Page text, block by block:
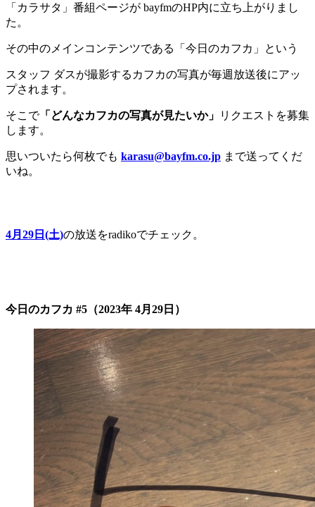
「カラサタ」番組ページが bayfmのHP内に立ち上がりまし
た。
その中のメインコンテンツである「今日のカフカ」という
スタッフ ダスが撮影するカフカの写真が毎週放送後にアッ
プされます。
そこで「どんなカフカの写真が見たいか」
リクエストを募集
します。
思いついたら何枚でも karasu@bayfm.co.jp まで送ってくだ
いね。
4月29日(土)の放送をradikoでチェック。
今日のカフカ #5（2023年 4月29日）